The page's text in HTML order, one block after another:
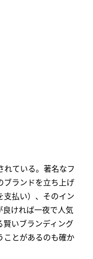
れている。著名なフ
ブランドを立ち上げ
支払い）、そのイン
ければ一夜で人気
いブランディング
ことがあるのも確か